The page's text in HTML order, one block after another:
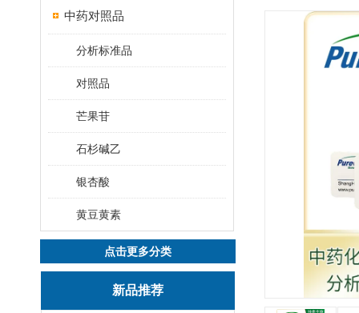
中药对照品
分析标准品
对照品
芒果苷
石杉碱乙
银杏酸
黄豆黄素
点击更多分类
新品推荐